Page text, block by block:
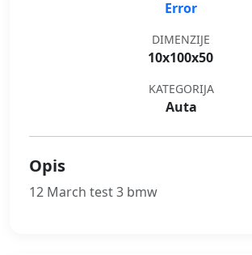
Error
DIMENZIJE
10x100x50
KATEGORIJA
Auta
Opis
12 March test 3 bmw